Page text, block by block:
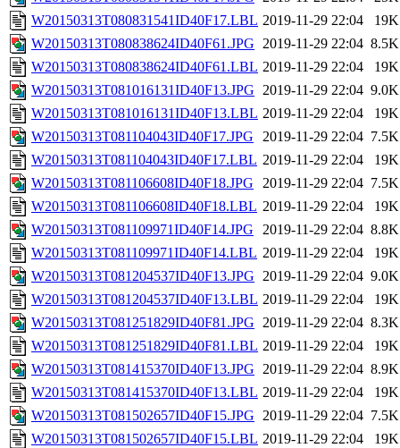
W20150313T080831541ID40F17.LBL 2019-11-29 22:04
19K
W20150313T080838624ID40F61.JPG 2019-11-29 22:04 8.5K
W20150313T080838624ID40F61.LBL 2019-11-29 22:04
19K
W20150313T081016131ID40F13.JPG 2019-11-29 22:04 9.0K
W20150313T081016131ID40F13.LBL 2019-11-29 22:04
19K
W20150313T081104043ID40F17.JPG
2019-11-29 22:04 7.5K
W20150313T081104043ID40F17.LBL 2019-11-29 22:04
19K
W20150313T081106608ID40F18.JPG
2019-11-29 22:04 7.5K
W20150313T081106608ID40F18.LBL 2019-11-29 22:04
19K
W20150313T081109971ID40F14.JPG
2019-11-29 22:04 8.8K
W20150313T081109971ID40F14.LBL 2019-11-29 22:04
19K
W20150313T081204537ID40F13.JPG 2019-11-29 22:04 9.0K
W20150313T081204537ID40F13.LBL 2019-11-29 22:04
19K
W20150313T081251829ID40F81.JPG 2019-11-29 22:04 8.3K
W20150313T081251829ID40F81.LBL 2019-11-29 22:04
19K
W20150313T081415370ID40F13.JPG 2019-11-29 22:04 8.9K
W20150313T081415370ID40F13.LBL 2019-11-29 22:04
19K
W20150313T081502657ID40F15.JPG 2019-11-29 22:04 7.5K
W20150313T081502657ID40F15.LBL 2019-11-29 22:04
19K